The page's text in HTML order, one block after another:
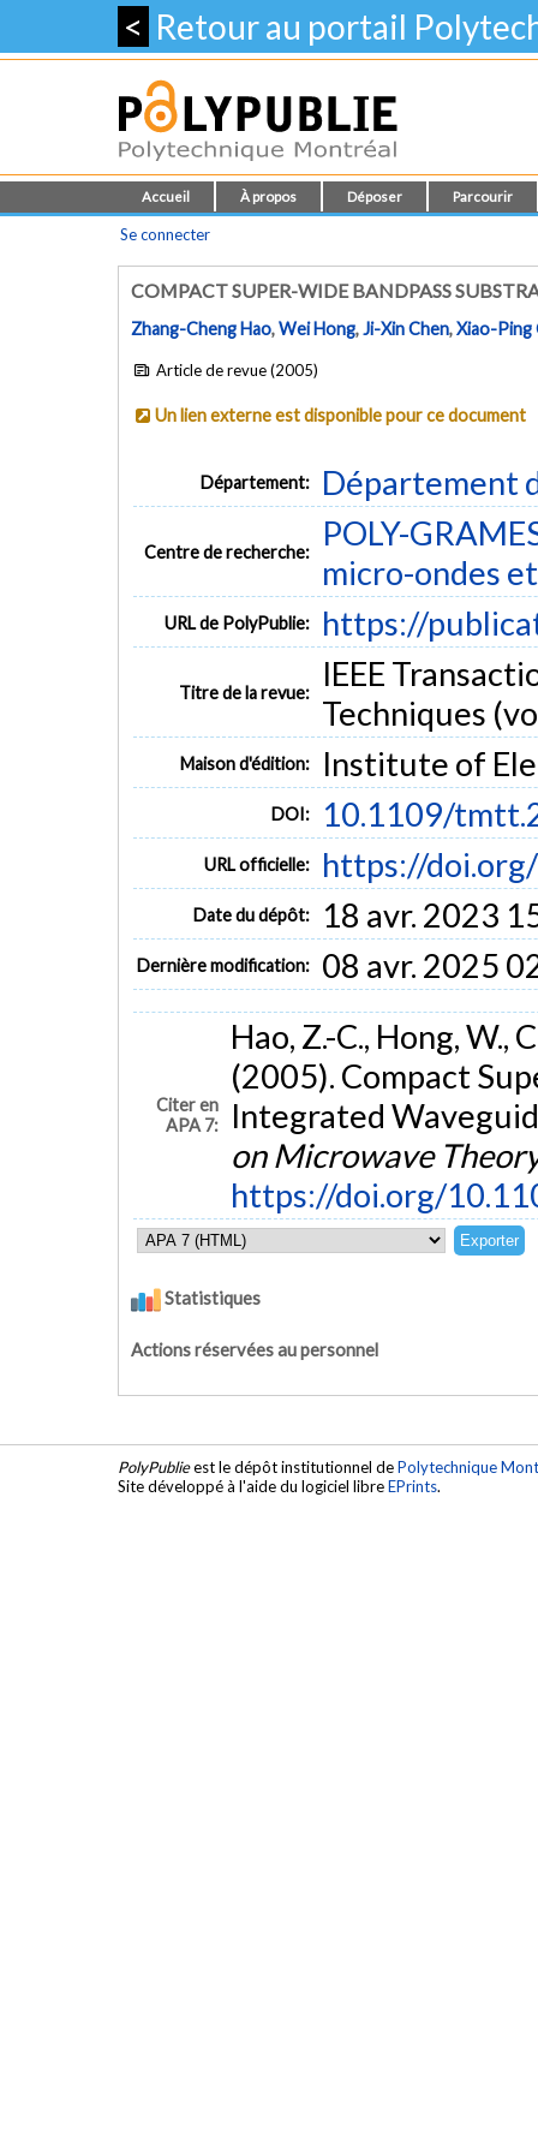
< Retour au portail
Accueil À propos Déposer Parcourir
Se connecter
COMPACT SUPER-WIDE BANDPASS
Zhang-Cheng Hao,Wei Hong,Ji-Xin Chen,Xiao-Ping
Article de revue (2005)
Un lien externe est disponible pour ce document
Département: Département
Centre de recherche:
POLY-
micro-ondes
URL de PolyPublie: https://
Titre de la revue:
IEEE
Techniques
Maison d'édition: Institute of
DOI: 10.1109/
URL officielle: https://
Date du dépôt: 18 avr. 2023
Dernière modification: 08 avr. 2025
Citer en
APA 7:
Hao, Z.-C., Hong, W.,
(2005). Compact
Integrated
on Microwave
https://doi.org/
Statistiques
Actions réservées au personnel
PolyPublieest le dépôt institutionnel dePolytechnique
Site développé à l'aide du logiciel libreEPrints.